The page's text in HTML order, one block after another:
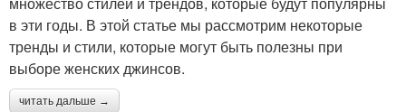
в эти годы. В этой статье мы рассмотрим некоторые
тренды и стили, которые могут быть полезны при
выборе женских джинсов.
читать дальше →